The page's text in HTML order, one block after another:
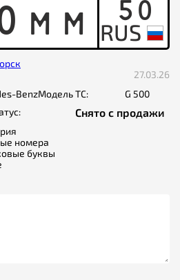
M M 50
27.03.26
BenzМодель ТС:
G 500
Снято с продажи
номера
буквы